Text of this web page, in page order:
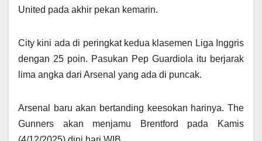
United pada akhir pekan kemarin.
City kini ada di peringkat kedua klasemen Liga Inggris
dengan 25 poin. Pasukan Pep Guardiola itu berjarak
lima angka dari Arsenal yang ada di puncak.
Arsenal baru akan bertanding keesokan harinya. The
Gunners akan menjamu Brentford pada Kamis